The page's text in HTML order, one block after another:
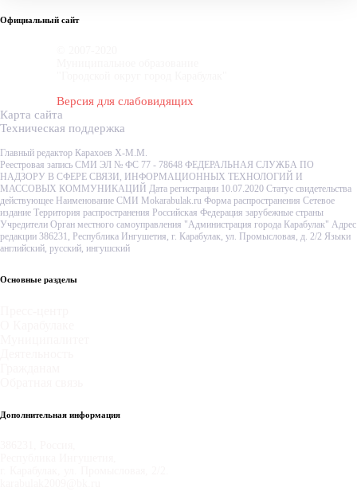
Официальный сайт
Версия для слабовидящих
Карта сайта
Техническая поддержка
Главный редактор Карахоев Х-М.М.
Реестровая запись СМИ ЭЛ № ФС 77 - 78648 ФЕДЕРАЛЬНАЯ СЛУЖБА ПО
НАДЗОРУ В СФЕРЕ СВЯЗИ, ИНФОРМАЦИОННЫХ ТЕХНОЛОГИЙ И
МАССОВЫХ КОММУНИКАЦИЙ Дата регистрации 10.07.2020 Статус свидетельства
действующее Наименование СМИ Mokarabulak.ru Форма распространения Сетевое
издание Территория распространения Российская Федерация зарубежные страны
Учредители Орган местного самоуправления "Администрация города Карабулак" Адрес
редакции 386231, Республика Ингушетия, г. Карабулак, ул. Промысловая, д. 2/2 Языки
английский, русский, ингушский
Основные разделы
Дополнительная информация